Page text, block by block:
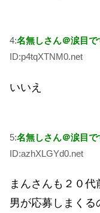
4:名無しさん＠涙目で
ID:p4tqXTNM0.net
いいえ
5:名無しさん＠涙目で
ID:azhXLGYd0.net
まんさんも２０
男が応募しまくる